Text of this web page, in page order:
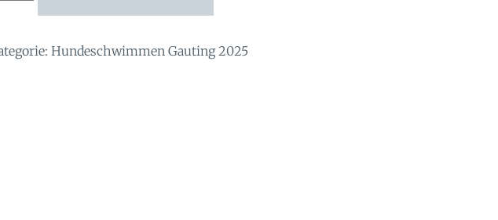
Hundeschwimmen Gauting 2025